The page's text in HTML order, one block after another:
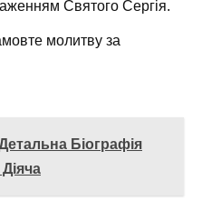
Святого Сергія.
молитву за
Біографія